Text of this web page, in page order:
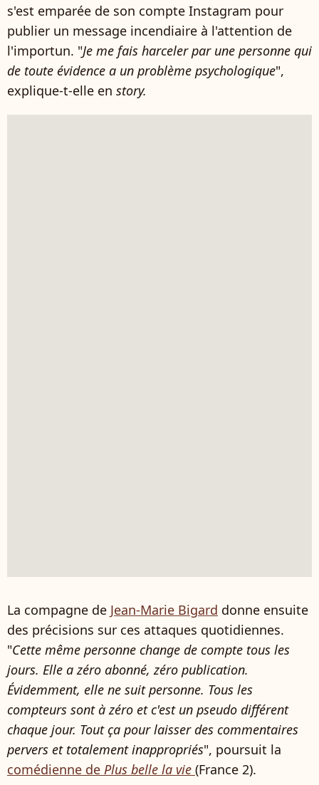
s'est emparée de son compte Instagram pour
publier un message incendiaire à l'attention de
l'importun. "Je me fais harceler par une personne qui
de toute évidence a un problème psychologique",
explique-t-elle en story.
La compagne de Jean-Marie Bigard donne ensuite
des précisions sur ces attaques quotidiennes.
"Cette même personne change de compte tous les
jours. Elle a zéro abonné, zéro publication.
Évidemment, elle ne suit personne. Tous les
compteurs sont à zéro et c'est un pseudo différent
chaque jour. Tout ça pour laisser des commentaires
pervers et totalement inappropriés", poursuit la
comédienne de Plus belle la vie (France 2).